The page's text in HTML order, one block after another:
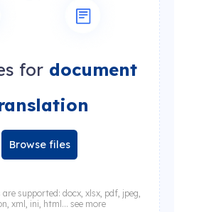
for document
Browse files
supported: docx, xlsx, pdf, jpeg,
xml, ini, html... see more